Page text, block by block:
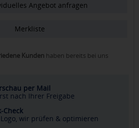
Angebot anfragen
Merkliste
Kunden haben bereits bei uns
per Mail
nach Ihrer Freigabe
Check
wir prüfen & optimieren